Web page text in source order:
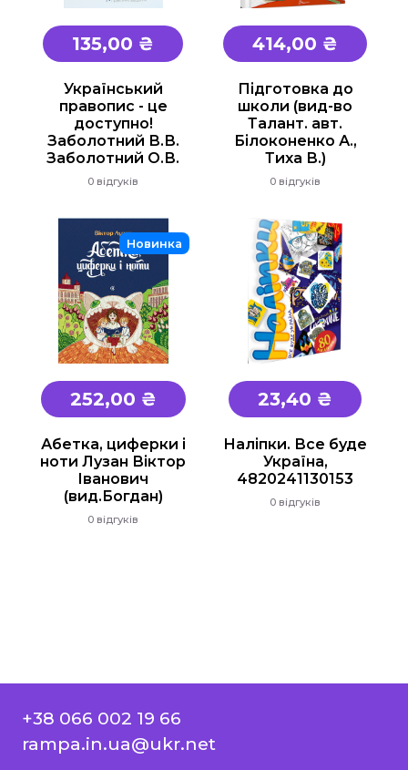
135,00 ₴
Український
правопис - це
доступно!
Заболотний В.В.
Заболотний О.В.
0 відгуків
414,00 ₴
Підготовка до
школи (вид-во
Талант. авт.
Білоконенко А.,
Тиха В.)
0 відгуків
Новинка
252,00 ₴
Абетка, циферки і
ноти Лузан Віктор
Іванович
(вид.Богдан)
0 відгуків
23,40 ₴
Наліпки. Все буде
Україна,
4820241130153
0 відгуків
+38 066 002 19 66
rampa.in.ua@ukr.net